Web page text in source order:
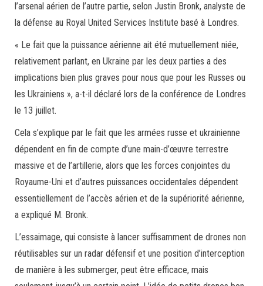
l’arsenal aérien de l’autre partie, selon Justin Bronk, analyste de
la défense au Royal United Services Institute basé à Londres.
« Le fait que la puissance aérienne ait été mutuellement niée,
relativement parlant, en Ukraine par les deux parties a des
implications bien plus graves pour nous que pour les Russes ou
les Ukrainiens », a-t-il déclaré lors de la conférence de Londres
le 13 juillet.
Cela s’explique par le fait que les armées russe et ukrainienne
dépendent en fin de compte d’une main-d’œuvre terrestre
massive et de l’artillerie, alors que les forces conjointes du
Royaume-Uni et d’autres puissances occidentales dépendent
essentiellement de l’accès aérien et de la supériorité aérienne,
a expliqué M. Bronk.
L’essaimage, qui consiste à lancer suffisamment de drones non
réutilisables sur un radar défensif et une position d’interception
de manière à les submerger, peut être efficace, mais